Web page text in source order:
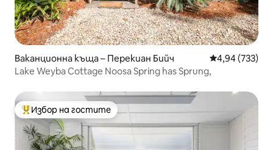
Ваканционна къща – Перекиан Бийч Средна
4,94 (733)
Lake Weyba Cottage Noosa Spring has Sprung,
Най-популярен избор на гостите
Избор на гостите